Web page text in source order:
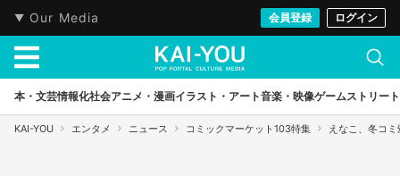
Our Media 会員登録 ログイン
本・文芸情報化社会アニメ・漫画イラスト・アート音楽・映像ゲームストリート
KAI-YOU エンタメ ニュース コミックマーケット103特集 えなこ、冬コ